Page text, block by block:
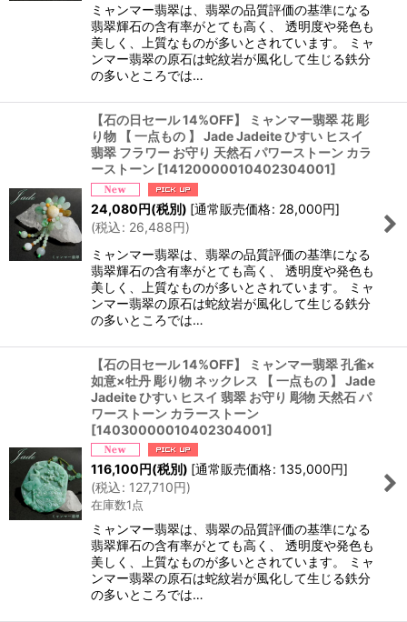
ミャンマー翡翠は、翡翠の品質評価の基準になる
翡翠輝石の含有率がとても高く、 透明度や発色も
美しく、上質なものが多いとされています。 ミャ
ンマー翡翠の原石は蛇紋岩が風化して生じる鉄分
の多いところでは…
【石の日セール 14%OFF】 ミャンマー翡翠 花 彫
り物 【 一点もの 】 Jade Jadeite ひすい ヒスイ
翡翠 フラワー お守り 天然石 パワーストーン カラ
ーストーン [14120000010402304001]
24,080円(税別) [通常販売価格: 28,000円]
(税込: 26,488円)
ミャンマー翡翠は、翡翠の品質評価の基準になる
翡翠輝石の含有率がとても高く、 透明度や発色も
美しく、上質なものが多いとされています。 ミャ
ンマー翡翠の原石は蛇紋岩が風化して生じる鉄分
の多いところでは…
【石の日セール 14%OFF】 ミャンマー翡翠 孔雀×
如意×牡丹 彫り物 ネックレス 【 一点もの 】 Jade
Jadeite ひすい ヒスイ 翡翠 お守り 彫物 天然石 パ
ワーストーン カラーストーン
[14030000010402304001]
116,100円(税別) [通常販売価格: 135,000円]
(税込: 127,710円)
在庫数1点
ミャンマー翡翠は、翡翠の品質評価の基準になる
翡翠輝石の含有率がとても高く、 透明度や発色も
美しく、上質なものが多いとされています。 ミャ
ンマー翡翠の原石は蛇紋岩が風化して生じる鉄分
の多いところでは…